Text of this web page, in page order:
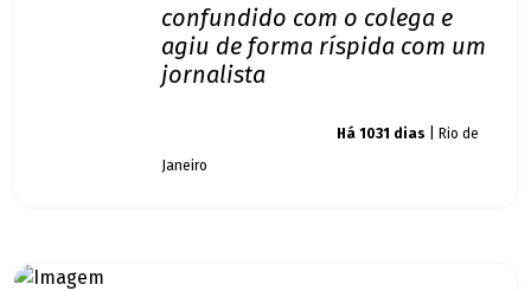
confundido com o colega e
agiu de forma ríspida com um
jornalista
Há 1031 dias | Rio de
Janeiro